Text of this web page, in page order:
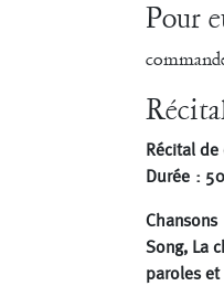
Pour
Récital
Durée :
Chansons
Song, La
paroles et